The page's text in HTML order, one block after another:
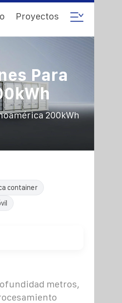
Proyectos
Para
200kWh
container
metros,